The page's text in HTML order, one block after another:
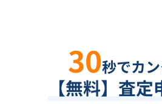
30秒でカン
【無料】査